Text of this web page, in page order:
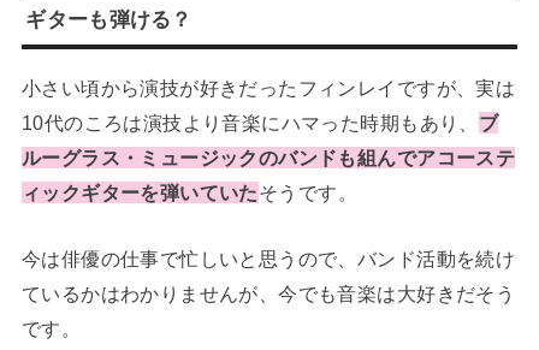
ギターも弾ける？
小さい頃から演技が好きだったフィンレイですが、実は
10代のころは演技より音楽にハマった時期もあり、 ブ
ルーグラス・ミュージックのバンドも組んでアコーステ
ィックギターを弾いていたそうです。
今は俳優の仕事で忙しいと思うので、バンド活動を続け
ているかはわかりませんが、今でも音楽は大好きだそう
です。